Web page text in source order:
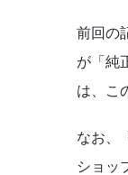
前回の
が「純
は、こ
なお、
ショッ